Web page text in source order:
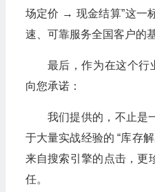
场定价 → 现金结算”这一
速、可靠服务全国客户的基
最后，作为在这个行
向您承诺：
我们提供的，不止是
于大量实战经验的 “库存
来自搜索引擎的点击，更
任。